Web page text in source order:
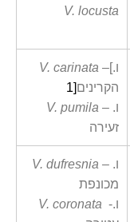
V. locusta
V. carinata –[ו.
הקרינים[
1
V. pumila – ו.
זעירה
V. dufresnia – ו.
מכונפת
V. coronata -ו.